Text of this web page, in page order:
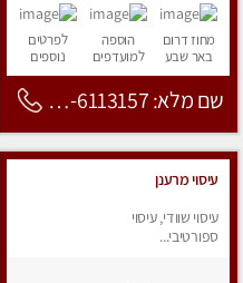
מחוז דרום
באר שבע
הוספה
למועדפים
לפרטים
נוספים
שם מלא: 053-6113157
עיסוי מרענן
עיסוי שוודי, עיסוי
ספורטיבי...